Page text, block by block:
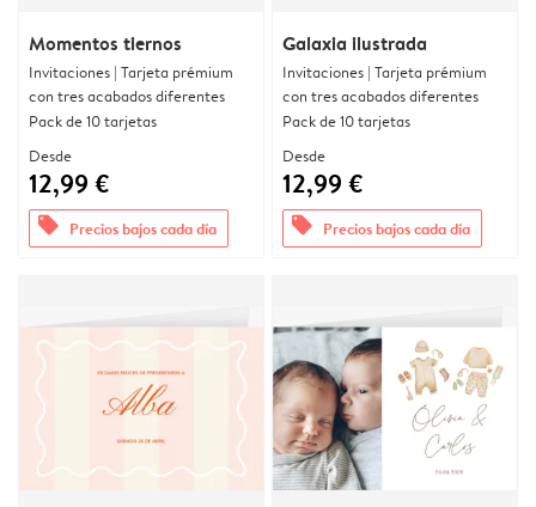
Momentos tiernos
Invitaciones | Tarjeta prémium
con tres acabados diferentes
Pack de 10 tarjetas
Desde
12,99 €
offers Precios bajos cada día
Galaxia ilustrada
Invitaciones | Tarjeta prémium
con tres acabados diferentes
Pack de 10 tarjetas
Desde
12,99 €
offers Precios bajos cada día